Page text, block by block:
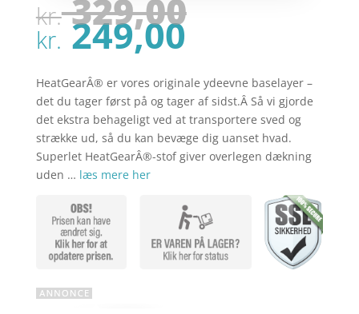
kr.329,00Den
var:
kr.
kr.249,00Den
pris
er:
kr.
HeatGearÂ® er vores originale ydeevne baselayer –
det du tager først på og tager af sidst.Â Så vi gjorde
det ekstra behageligt ved at transportere sved og
strække ud, så du kan bevæge dig uanset hvad.
Superlet HeatGearÂ®-stof giver overlegen dækning
uden … læs mere her